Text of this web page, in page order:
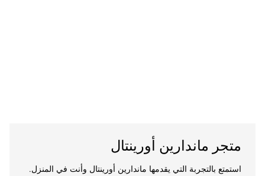
متجر ماندارين أورينتال
استمتع بالتجربة التي يقدمها ماندارين أورينتال وأنت في المنزل.